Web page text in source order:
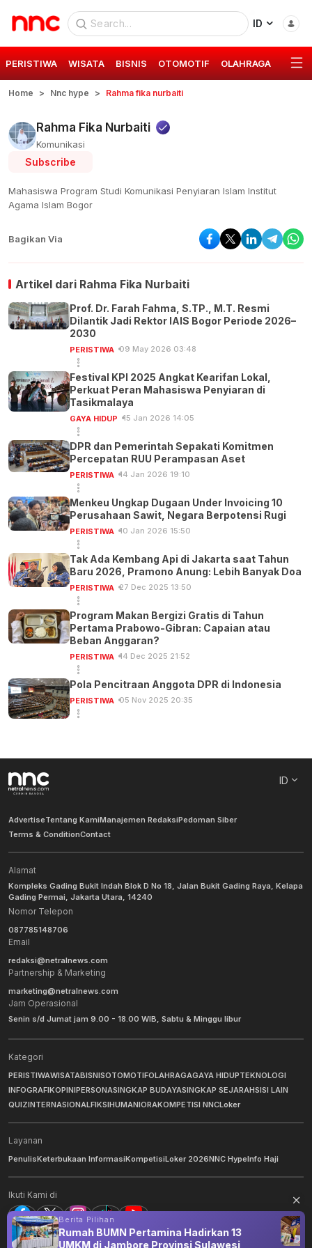
ID
PERISTIWA WISATA BISNIS OTOMOTIF OLAHRAGA GAYA
Home Nnc hype Rahma fika nurbaiti
Rahma Fika Nurbaiti
Komunikasi
Subscribe
Mahasiswa Program Studi Komunikasi Penyiaran Islam Institut
Agama Islam Bogor
Bagikan Via
Artikel dari Rahma Fika Nurbaiti
Prof. Dr. Farah Fahma, S.TP., M.T. Resmi
Dilantik Jadi Rektor IAIS Bogor Periode 2026–
2030
PERISTIWA 09 May 2026 03:48
Festival KPI 2025 Angkat Kearifan Lokal,
Perkuat Peran Mahasiswa Penyiaran di
Tasikmalaya
GAYA HIDUP 15 Jan 2026 14:05
DPR dan Pemerintah Sepakati Komitmen
Percepatan RUU Perampasan Aset
PERISTIWA 14 Jan 2026 19:10
Menkeu Ungkap Dugaan Under Invoicing 10
Perusahaan Sawit, Negara Berpotensi Rugi
PERISTIWA 10 Jan 2026 15:50
Tak Ada Kembang Api di Jakarta saat Tahun
Baru 2026, Pramono Anung: Lebih Banyak Doa
PERISTIWA 27 Dec 2025 13:50
Program Makan Bergizi Gratis di Tahun
Pertama Prabowo-Gibran: Capaian atau
Beban Anggaran?
PERISTIWA 14 Dec 2025 21:52
Pola Pencitraan Anggota DPR di Indonesia
PERISTIWA 05 Nov 2025 20:35
ID
AdvertiseTentang KamiManajemen RedaksiPedoman Siber
Terms & ConditionContact
Alamat
Kompleks Gading Bukit Indah Blok D No 18, Jalan Bukit Gading Raya, Kelapa
Gading Permai, Jakarta Utara, 14240
Nomor Telepon
087785148706
Email
redaksi@netralnews.com
Partnership & Marketing
marketing@netralnews.com
Jam Operasional
Senin s/d Jumat jam 9.00 - 18.00 WIB, Sabtu & Minggu libur
Kategori
PERISTIWAWISATABISNISOTOMOTIFOLAHRAGAGAYA HIDUPTEKNOLOGI
INFOGRAFIKOPINIPERSONASINGKAP BUDAYASINGKAP SEJARAHSISI LAIN
QUIZINTERNASIONALFIKSIHUMANIORAKOMPETISI NNCLoker
Layanan
PenulisKeterbukaan InformasiKompetisiLoker 2026NNC HypeInfo Haji
Ikuti Kami di
© 2026 NNC Netralnews. All Rights Reserved.
Berita Pilihan
Rumah BUMN Pertamina Hadirkan 13
UMKM di Jambore Provinsi Sulawesi